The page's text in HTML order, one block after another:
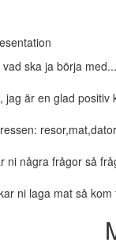
vad ska ja börja
jag är en glad positiv
ni några frågor så
ni laga mat så kom